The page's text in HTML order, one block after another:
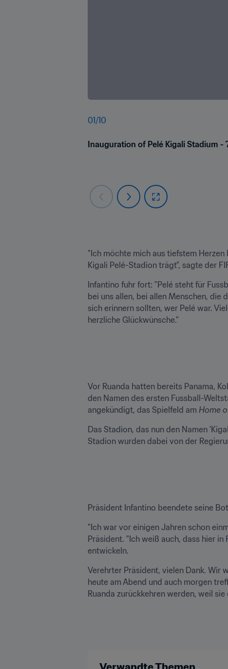
01/10
Inauguration of Pelé Kigali Stadium -
"Ich möchte mich aus tiefstem
Kigali Pelé-Stadion trägt", sagte der
Infantino fuhr fort: "Pelé steht für
bei uns allen, bei allen Menschen, die
sich erinnern sollten, wer Pelé war.
herzliche Glückwünsche."
Vor Ruanda hatten bereits Panama,
den Namen des ersten Fussball-
angekündigt, das Spielfeld am Home
Das Stadion, das nun den Namen
Stadion wurden dabei von der
Präsident Infantino beendete seine
"Ich war vor einigen Jahren schon
Präsident. "Ich weiß auch, dass hier
entwickeln.
Verehrter Präsident, vielen Dank. Wir
heute am Abend und auch morgen
Ruanda zurückkehren werden, weil